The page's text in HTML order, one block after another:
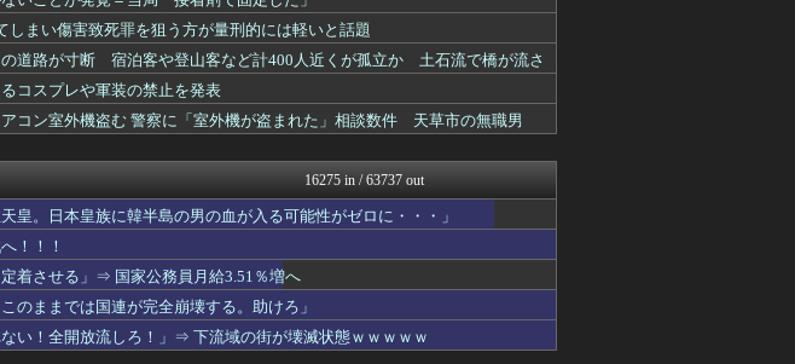
8割がだまされた認識...
日本第一！ニュース録
害！
軍事・ミリタリー速報☆彡
られている」→TBSの報...
反日愚国 恨寓瘻
中止を発表 詐欺の可能...
NEWSまとめもりー｜2c...
かげでなんとかなりそ...
おーるじゃんる
中国人が来なくなる！」 ...
政経ワロスまとめニュース♪
大艦巨砲主義！
転売対策にマイナンバー導...
もえるあじあ(･∀･)
ｗｗｗｗｗ
watch＠２ちゃんねる
む 警察に「室外機が盗ま...
痛いニュース(ﾉ∀`)
旅行に行くことも支援に...
投資ちゃんねる
てしまう
オレ的ゲーム速報＠刃
切り
アルファルファモザイク＠ネ...
を守って」(東京新聞
みそパンNEWS
まい傷害致死罪を狙う方が量刑的には軽いと話題
道路が寸断 宿泊客や登山客など計400人近くが孤立か 土石流で橋が流さ
コスプレや軍装の禁止を発表
コン室外機盗む 警察に「室外機が盗まれた」相談数件 天草市の無職男
16275 in / 63737 out
皇。日本皇族に韓半島の男の血が入る可能性がゼロに・・・」
！！！
着させる」⇒ 国家公務員月給3.51％増へ
のままでは国連が完全崩壊する。助けろ」
い！全開放流しろ！」⇒ 下流域の街が壊滅状態ｗｗｗｗｗ